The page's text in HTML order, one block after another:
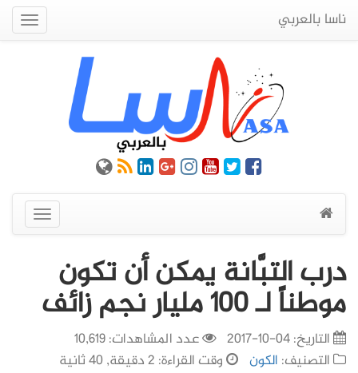
ناسا بالعربي
عرض
القائمة
درب التبَّانة يمكن أن تكون
موطناً لـ 100 مليار نجم زائف
التاريخ:04-10-2017
عدد المشاهدات: 10,619
التصنيف: الكون وقت القراءة: 2 دقيقة, 40 ثانية